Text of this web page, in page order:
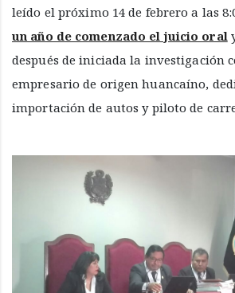
leído el próximo 14 de febrero a las
un año de comenzado el juicio oral
después de iniciada la investigación
empresario de origen huancaíno,
importación de autos y piloto de